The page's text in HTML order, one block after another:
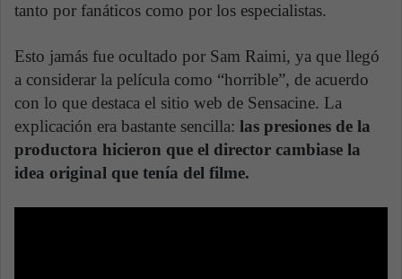
tanto por fanáticos como por los especialistas.
Esto jamás fue ocultado por Sam Raimi, ya que llegó
a considerar la película como “horrible”, de acuerdo
con lo que destaca el sitio web de Sensacine. La
explicación era bastante sencilla: las presiones de la
productora hicieron que el director cambiase la
idea original que tenía del filme.